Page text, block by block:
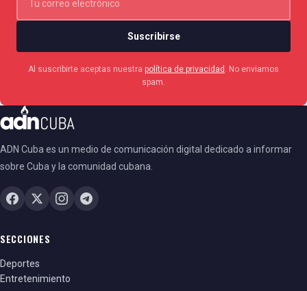
Suscribirse
Al suscribirte aceptas nuestra política de privacidad
. No enviamos
spam.
ADN Cuba es un medio de comunicación digital dedicado a informar
sobre Cuba y la comunidad cubana.
SECCIONES
Deportes
Entretenimiento